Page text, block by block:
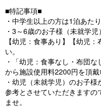
■特記事項■
・中学生以上の方は1泊あた
・3～6歳のお子様（未就学
【幼児：食事あり】【幼児
い。
・「幼児：食事なし・布団
から施設使用料2200円を頂戴
・幼児（未就学児）のお子
参考とさせていただきます
ませ。